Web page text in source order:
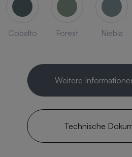
Cobalto Forest Niebla
Weitere
Technische